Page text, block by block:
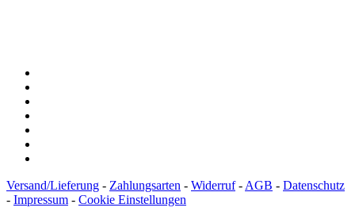
Versand/Lieferung - Zahlungsarten - Widerruf- AGB - Datenschutz
- Impressum - Cookie Einstellungen